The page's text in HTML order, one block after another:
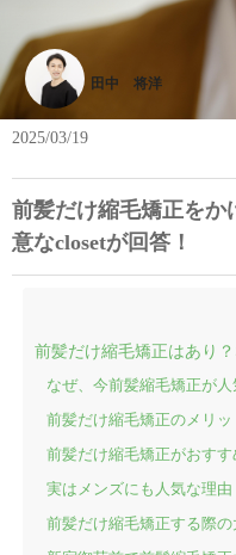
田中 将洋
2025/03/19
前髪だけ縮毛矯正をか
意なclosetが回答！
前髪だけ縮毛矯正はあり？
なぜ、今前髪縮毛矯正が人
前髪だけ縮毛矯正のメリッ
前髪だけ縮毛矯正がおすす
実はメンズにも人気な理由
前髪だけ縮毛矯正する際の